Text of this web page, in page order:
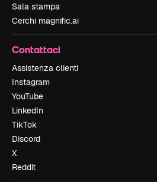
Sala stampa
Cerchi magnific.ai
Contattaci
Assistenza clienti
Instagram
YouTube
LinkedIn
TikTok
Discord
X
Reddit